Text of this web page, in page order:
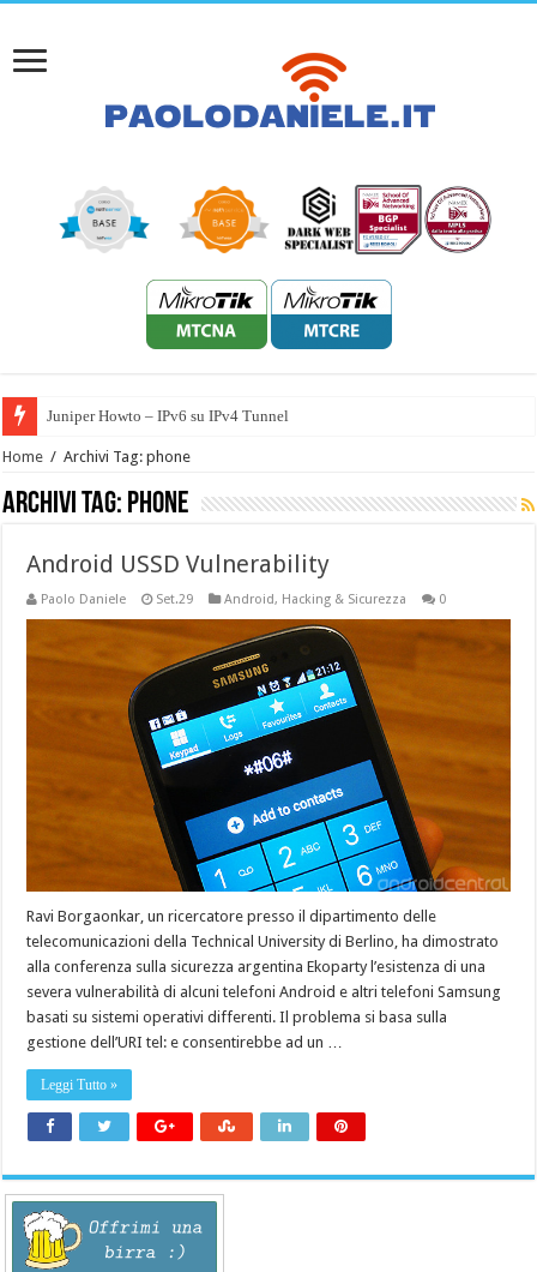
Juniper Howto – IPv6 su IPv4 Tunnel
Home / Archivi Tag: phone
Archivi Tag: phone
Android USSD Vulnerability
Paolo Daniele Set.29 Android, Hacking & Sicurezza 0
Ravi Borgaonkar, un ricercatore presso il dipartimento delle
telecomunicazioni della Technical University di Berlino, ha dimostrato
alla conferenza sulla sicurezza argentina Ekoparty l’esistenza di una
severa vulnerabilità di alcuni telefoni Android e altri telefoni Samsung
basati su sistemi operativi differenti. Il problema si basa sulla
gestione dell’URI tel: e consentirebbe ad un …
Leggi Tutto »